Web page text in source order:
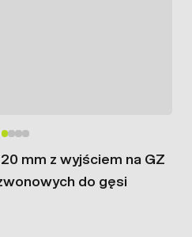
mm z wyjściem na GZ
do gęsi